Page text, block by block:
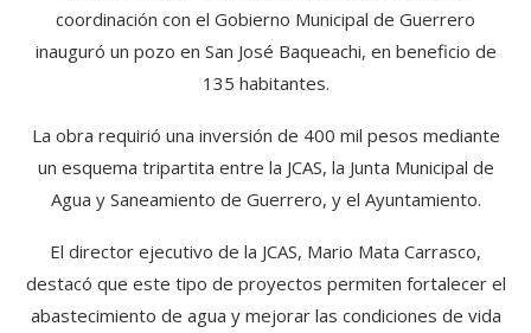
coordinación con el Gobierno Municipal de Guerrero
inauguró un pozo en San José Baqueachi, en beneficio de
135 habitantes.
La obra requirió una inversión de 400 mil pesos mediante
un esquema tripartita entre la JCAS, la Junta Municipal de
Agua y Saneamiento de Guerrero, y el Ayuntamiento.
El director ejecutivo de la JCAS, Mario Mata Carrasco,
destacó que este tipo de proyectos permiten fortalecer el
abastecimiento de agua y mejorar las condiciones de vida